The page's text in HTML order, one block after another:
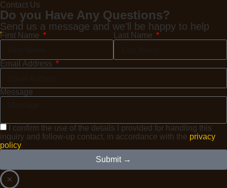
Contact Us
Do you Have Any Questions?
Send us a message and we’ll be happy to help
First Name Last Name
Email Address
Message
I confirm the use of the details I provided for handling this
inquiry and follow-up contact, in accordance with the privacy
policy.
Submit →